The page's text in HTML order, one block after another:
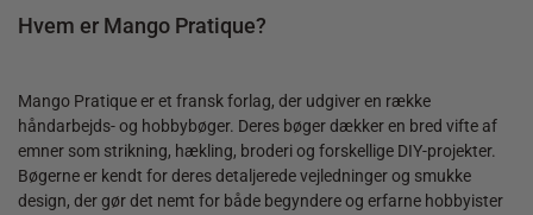
Hvem er Mango Pratique?
Mango Pratique er et fransk forlag, der udgiver en række
håndarbejds- og hobbybøger. Deres bøger dækker en bred vifte af
emner som strikning, hækling, broderi og forskellige DIY-projekter.
Bøgerne er kendt for deres detaljerede vejledninger og smukke
design, der gør det nemt for både begyndere og erfarne hobbyister